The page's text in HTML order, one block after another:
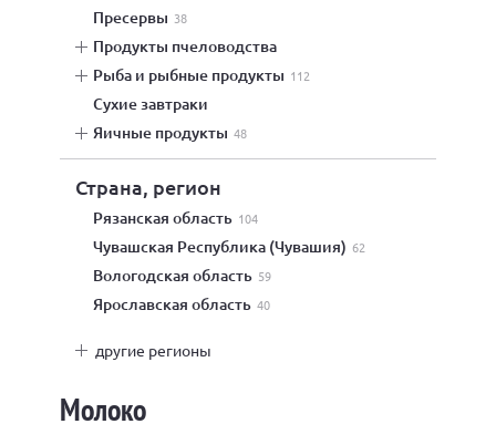
пресервы 38
продукты пчеловодства
рыба и рыбные продукты 112
сухие завтраки
яичные продукты 48
Страна, регион
Рязанская область 104
Чувашская Республика (Чувашия) 62
Вологодская область 59
Ярославская область 40
другие регионы
Молоко